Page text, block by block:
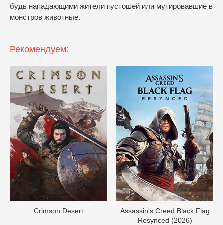
будь нападающими жители пустошей или мутировавшие в
монстров животные.
Рекомендуем:
Crimson Desert
Assassin's Creed Black Flag
Resynced (2026)